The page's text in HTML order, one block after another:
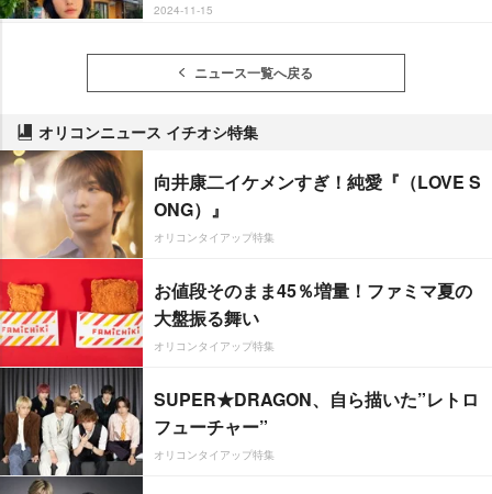
2024-11-15
ニュース一覧へ戻る
オリコンニュース イチオシ特集
向井康二イケメンすぎ！純愛『（LOVE S
ONG）』
オリコンタイアップ特集
お値段そのまま45％増量！ファミマ夏の
大盤振る舞い
オリコンタイアップ特集
SUPER★DRAGON、自ら描いた”レトロ
フューチャー”
オリコンタイアップ特集